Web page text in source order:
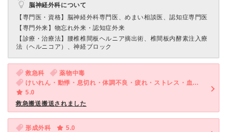
脳神経外科について
【専門医・資格】 脳神経外科専門医、めまい相談医、認知症専門医
【専門外来】 物忘れ外来・認知症外来
【診療・治療法】
腰椎椎間板ヘルニア摘出術、椎間板内酵素注入療
法（ヘルニコア）、神経ブロック
救急科
薬物中毒
けいれん・動悸・息切れ・体調不良・疲れ・ストレス・血圧が高い
5.0
救急搬送搬送されました
形成外科
5.0